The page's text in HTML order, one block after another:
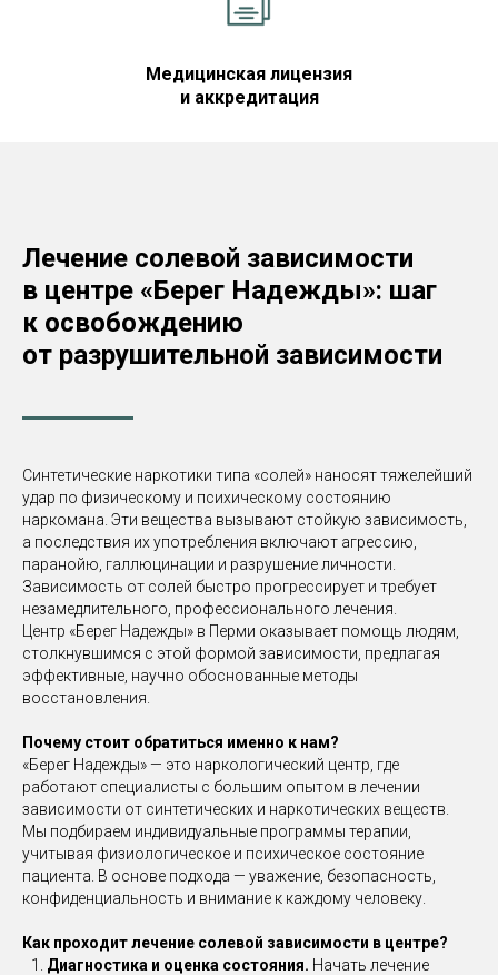
Медицинская лицензия
и аккредитация
Лечение солевой зависимости
в центре «Берег Надежды»: шаг
к освобождению
от разрушительной зависимости
Синтетические наркотики типа «солей» наносят тяжелейший
удар по физическому и психическому состоянию
наркомана. Эти вещества вызывают стойкую зависимость,
а последствия их употребления включают агрессию,
паранойю, галлюцинации и разрушение личности.
Зависимость от солей быстро прогрессирует и требует
незамедлительного, профессионального лечения.
Центр «Берег Надежды» в Перми оказывает помощь людям,
столкнувшимся с этой формой зависимости, предлагая
эффективные, научно обоснованные методы
восстановления.
Почему стоит обратиться именно к нам?
«Берег Надежды» — это наркологический центр, где
работают специалисты с большим опытом в лечении
зависимости от синтетических и наркотических веществ.
Мы подбираем индивидуальные программы терапии,
учитывая физиологическое и психическое состояние
пациента. В основе подхода — уважение, безопасность,
конфиденциальность и внимание к каждому человеку.
Как проходит лечение солевой зависимости в центре?
Диагностика и оценка состояния. Начать лечение